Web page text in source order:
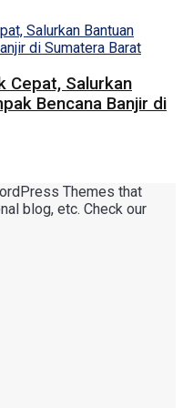
Cepat, Salurkan
Bencana Banjir di
Themes that
blog, etc. Check our